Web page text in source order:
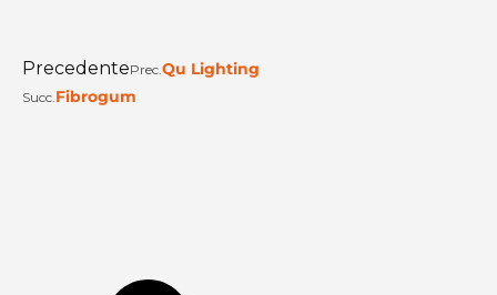
PrecedentePrec.Qu Lighting
Succ.Fibrogum